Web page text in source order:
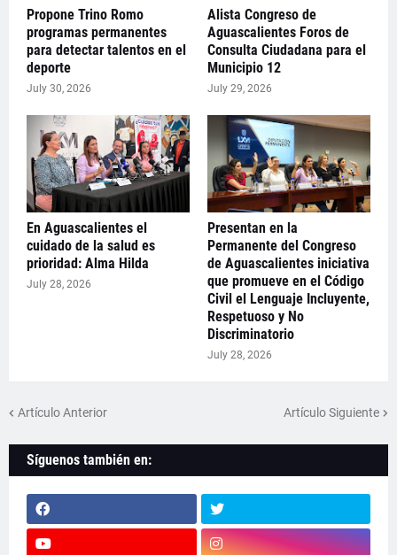
Propone Trino Romo
programas permanentes
para detectar talentos en el
deporte
July 30, 2026
Alista Congreso de
Aguascalientes Foros de
Consulta Ciudadana para el
Municipio 12
July 29, 2026
En Aguascalientes el
cuidado de la salud es
prioridad: Alma Hilda
July 28, 2026
Presentan en la
Permanente del Congreso
de Aguascalientes iniciativa
que promueve en el Código
Civil el Lenguaje Incluyente,
Respetuoso y No
Discriminatorio
July 28, 2026
Artículo Anterior Artículo Siguiente
Síguenos también en: